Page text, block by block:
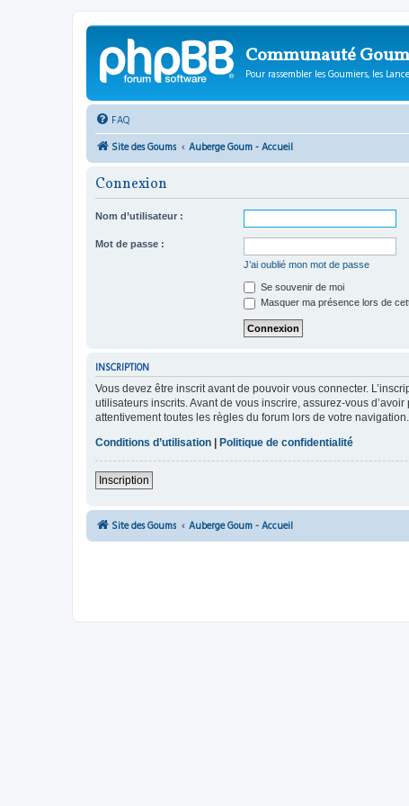
Communauté Goum
Pour rassembler les Goumiers, les
FAQ
Site des Goums
Auberge Goum - Accueil
Connexion
Nom d’utilisateur :
Mot de passe :
J’ai oublié mon mot de passe
Se souvenir de moi
Masquer ma présence lors de
INSCRIPTION
Vous devez être inscrit avant de pouvoir vous connecter.
utilisateurs inscrits. Avant de vous inscrire, assurez-vous
attentivement toutes les règles du forum lors de votre navigation.
Conditions d’utilisation
Politique de confidentialité
Inscription
Site des Goums Auberge Goum - Accueil